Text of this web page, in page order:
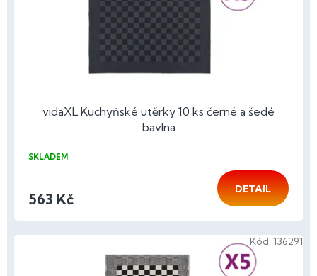
vidaXL Kuchyňské utěrky 10 ks černé a šedé
bavlna
SKLADEM
563 Kč
DETAIL
Kód: 136291